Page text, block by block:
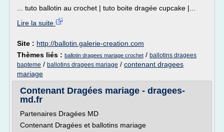
... tuto ballotin au crochet | tuto boite dragée cupcake |...
Lire la suite
Site : http://ballotin.galerie-creation.com
Thèmes liés : ballotin dragees mariage crochet / ballotins dragees
bapteme / ballotins dragees mariage / contenant dragees
mariage
Contenant Dragées mariage - dragees-
md.fr
Partenaires Dragées MD
Contenant Dragées et ballotins mariage